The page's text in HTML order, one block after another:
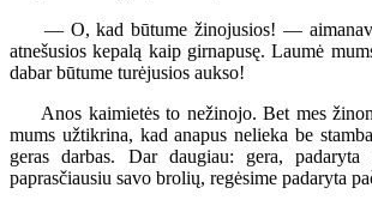
— O, kad būtume žinojusios! —
atnešusios kepalą kaip girnapusę. Laumė
dabar būtume turėjusios aukso!
Anos kaimietės to nežinojo. Bet mes
mums užtikrina, kad anapus nelieka be
geras darbas. Dar daugiau: gera, padaryta
paprasčiausiu savo brolių, regėsime padaryta